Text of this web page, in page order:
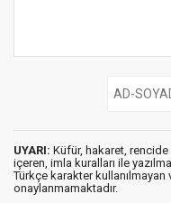
UYARI: Küfür, hakaret, rencide
içeren, imla kuralları ile
Türkçe karakter kullanılmayan
onaylanmamaktadır.